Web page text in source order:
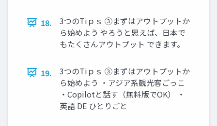
18.
3つのTiｐｓ ③まずはアウトプットか
ら始めよう やろうと思えば、日本で
もたくさんアウトプット できます。
19.
3つのTiｐｓ ③まずはアウトプットか
ら始めよう ・アジア系観光客ごっこ
・Copilotと話す（無料版でOK） ・
英語 DE ひとりごと